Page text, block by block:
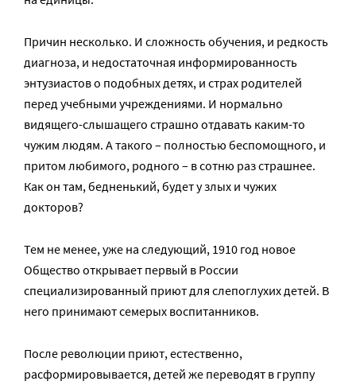
Причин несколько. И сложность обучения, и редкость
диагноза, и недостаточная информированность
энтузиастов о подобных детях, и страх родителей
перед учебными учреждениями. И нормально
видящего-слышащего страшно отдавать каким-то
чужим людям. А такого – полностью беспомощного, и
притом любимого, родного – в сотню раз страшнее.
Как он там, бедненький, будет у злых и чужих
докторов?
Тем не менее, уже на следующий, 1910 год новое
Общество открывает первый в России
специализированный приют для слепоглухих детей. В
него принимают семерых воспитанников.
После революции приют, естественно,
расформировывается, детей же переводят в группу